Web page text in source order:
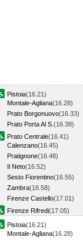
Pistoia(16.21)
Montale-Agliana(16.28)
Prato Borgonuovo(16.33)
Prato Porta Al S. (16.38)
Prato Centrale(16.41)
Calenzano(16.45)
Pratignone(16.48)
Il Neto(16.52)
Sesto Fiorentino(16.55)
Zambra(16.58)
Firenze Castello(17.01)
Firenze Rifredi(17.05)
Pistoia(16.21)
Montale-Agliana(16.28)